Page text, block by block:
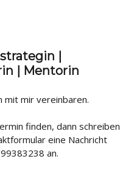
|
| Mentorin
mit mir vereinbaren.
finden, dann schreiben
eine Nachricht
an.